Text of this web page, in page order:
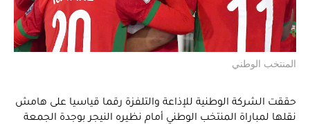
المنتخب الوطني
حققت الشركة الوطنية للإذاعة والتلفزة رقما قياسيا على هامش
نقلها لمباراة المنتخب الوطني أمام نظيره النيجر بوجدة الجمعة